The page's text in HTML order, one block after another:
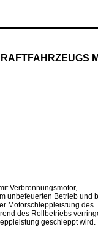
Verbrennungsmotor,
unbefeuerten Betrieb und
Motorschleppleistung des
des Rollbetriebs
geschleppt wird.